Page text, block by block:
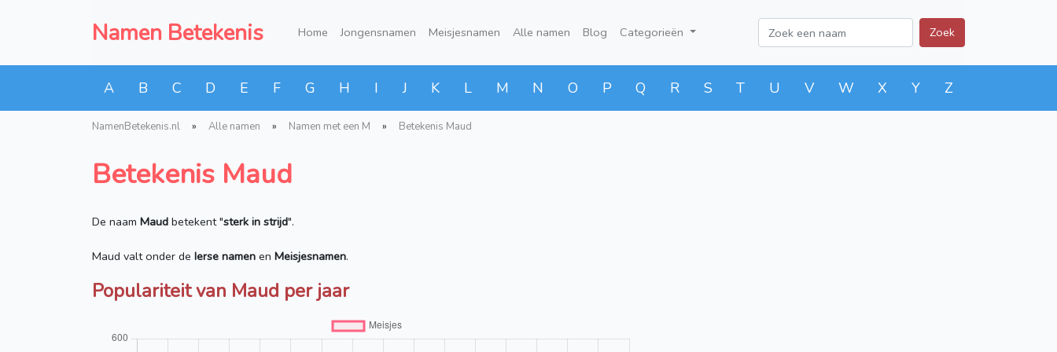
Namen Betekenis Home Jongensnamen Meisjesnamen Alle namen Blog Categorieën Zoek
A B C D E F G H I J K L M N O P Q R S T U V W X Y Z
NamenBetekenis.nl » Alle namen » Namen met een M » Betekenis Maud
Betekenis Maud
De naam Maud betekent "sterk in strijd".
Maud valt onder de Ierse namen en Meisjesnamen.
Populariteit van Maud per jaar